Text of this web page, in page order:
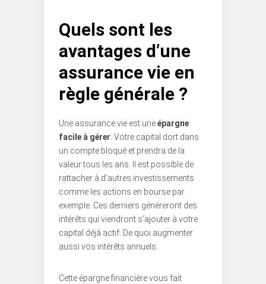
Quels sont les
avantages d’une
assurance vie en
règle générale ?
Une assurance vie est uneépargne
facile à gérer. Votre capital dort dans
un compte bloqué et prendra de la
valeur tous les ans. Il est possible de
rattacher à d’autres investissements
comme les actions en bourse par
exemple. Ces derniers généreront des
intérêts qui viendront s’ajouter à votre
capital déjà actif. De quoi augmenter
aussi vos intérêts annuels.
Cette épargne financière vous fait